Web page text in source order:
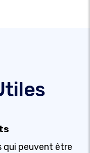
qui peuvent être